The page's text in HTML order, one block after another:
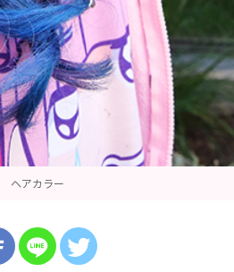
ヘアカラー